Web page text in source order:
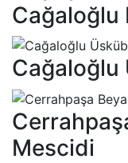
Cağaloğlu
Cağaloğlu
Mescidi